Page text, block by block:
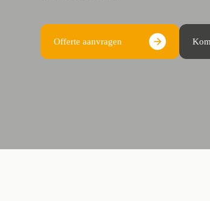
Offerte aanvragen